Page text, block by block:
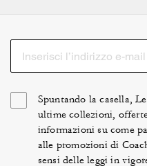
Spuntando la casella,
ultime collezioni,
informazioni su come
alle promozioni di
sensi delle leggi in